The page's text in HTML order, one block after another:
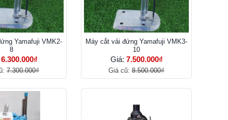
Yamafuji VMK2-
8
6.300.000₫
7.300.000₫
Máy cắt vải đứng Yamafuji VMK3-
10
Giá: 7.500.000₫
Giá cũ: 8.500.000₫